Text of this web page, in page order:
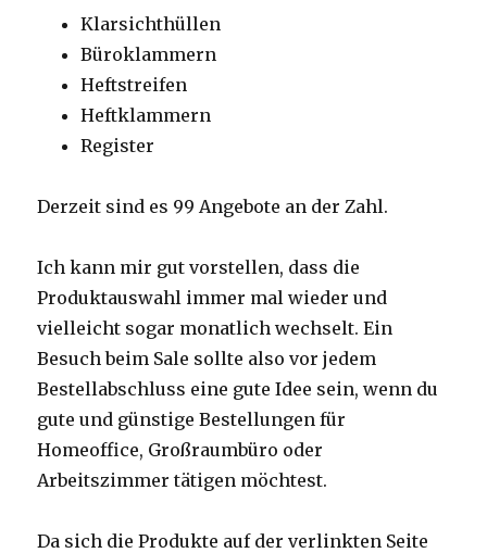
Klarsichthüllen
Büroklammern
Heftstreifen
Heftklammern
Register
Derzeit sind es 99 Angebote an der Zahl.
Ich kann mir gut vorstellen, dass die
Produktauswahl immer mal wieder und
vielleicht sogar monatlich wechselt. Ein
Besuch beim Sale sollte also vor jedem
Bestellabschluss eine gute Idee sein, wenn du
gute und günstige Bestellungen für
Homeoffice, Großraumbüro oder
Arbeitszimmer tätigen möchtest.
Da sich die Produkte auf der verlinkten Seite